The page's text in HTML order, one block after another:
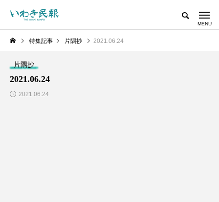
特集記事 片隅抄 2021.06.24
片隅抄
2021.06.24
2021.06.24